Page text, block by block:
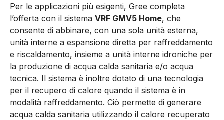
Per le applicazioni più esigenti, Gree completa
l’offerta con il sistema VRF GMV5 Home, che
consente di abbinare, con una sola unità esterna,
unità interne a espansione diretta per raffreddamento
e riscaldamento, insieme a unità interne idroniche per
la produzione di acqua calda sanitaria e/o acqua
tecnica. Il sistema è inoltre dotato di una tecnologia
per il recupero di calore quando il sistema è in
modalità raffreddamento. Ciò permette di generare
acqua calda sanitaria utilizzando il calore recuperato